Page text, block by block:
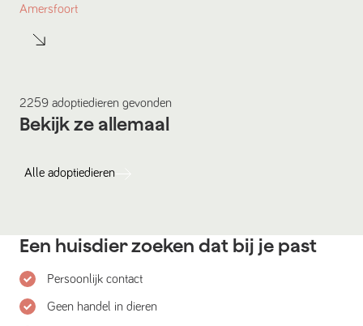
Amersfoort
2259 adoptiedieren gevonden
Bekijk ze allemaal
Alle adoptiedieren
Een huisdier zoeken dat bij je past
Persoonlijk contact
Geen handel in dieren